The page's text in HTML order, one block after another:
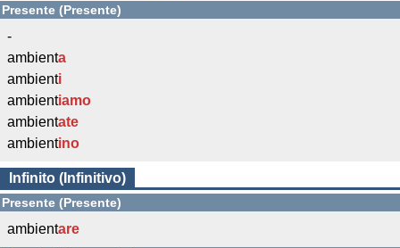
Presente (Presente)
-
ambienta
ambienti
ambientiamo
ambientate
ambientino
Infinito (Infinitivo)
Presente (Presente)
ambientare